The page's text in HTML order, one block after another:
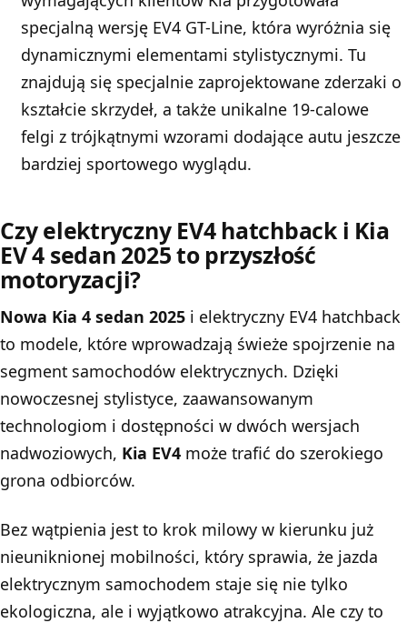
specjalną wersję EV4 GT-Line, która wyróżnia się
dynamicznymi elementami stylistycznymi. Tu
znajdują się specjalnie zaprojektowane zderzaki o
kształcie skrzydeł, a także unikalne 19-calowe
felgi z trójkątnymi wzorami dodające autu jeszcze
bardziej sportowego wyglądu.
Czy elektryczny EV4 hatchback i Kia
EV 4 sedan 2025 to przyszłość
motoryzacji?
Nowa Kia 4 sedan 2025 i elektryczny EV4 hatchback
to modele, które wprowadzają świeże spojrzenie na
segment samochodów elektrycznych. Dzięki
nowoczesnej stylistyce, zaawansowanym
technologiom i dostępności w dwóch wersjach
nadwoziowych, Kia EV4 może trafić do szerokiego
grona odbiorców.
Bez wątpienia jest to krok milowy w kierunku już
nieuniknionej mobilności, który sprawia, że jazda
elektrycznym samochodem staje się nie tylko
ekologiczna, ale i wyjątkowo atrakcyjna. Ale czy to